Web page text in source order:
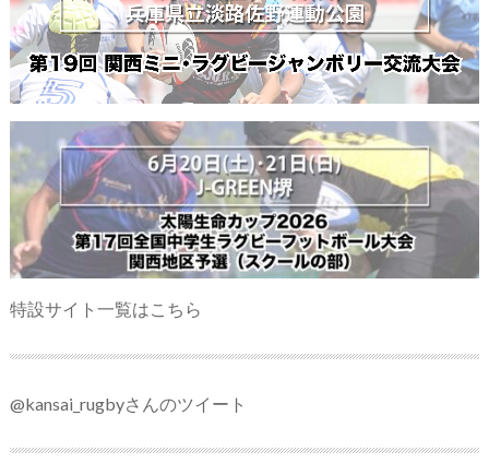
特設サイト一覧はこちら
@kansai_rugbyさんのツイート